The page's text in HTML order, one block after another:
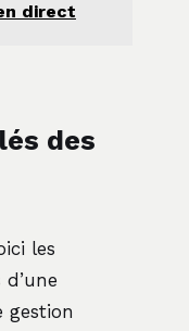
direct
des
les
gestion